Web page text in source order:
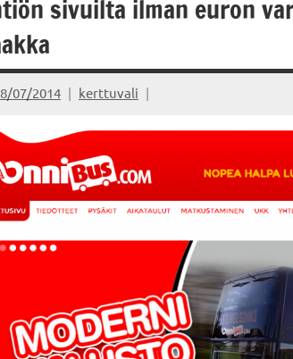
sivuilta ilman euron
07/2014 kerttuvali